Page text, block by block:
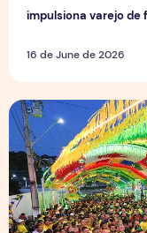
impulsiona varejo de
16 de June de 2026
Tradição das Ruas